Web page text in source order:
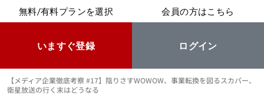
無料/有料プランを選択
いますぐ登録
会員の方はこちら
ログイン
【メディア企業徹底考察 #17】陰りさすWOWOW、事業転換を図るスカパー、
衛星放送の行く末はどうなる